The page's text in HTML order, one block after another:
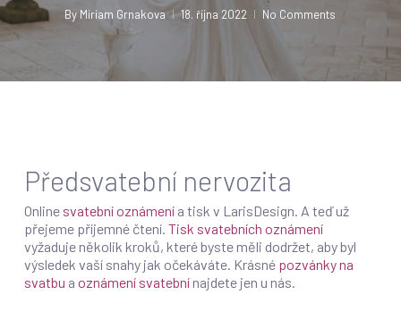
By Miriam Grnakova 18. října 2022 No Comments
Předsvatební nervozita
Online svatební oznámenía tisk v LarisDesign. A teď už
přejeme příjemné čtení. Tisk svatebních oznámení
vyžaduje několik kroků, které byste měli dodržet, aby byl
výsledek vaší snahy jak očekáváte. Krásné pozvánky na
svatbu a oznámení svatebnínajdete jen u nás.